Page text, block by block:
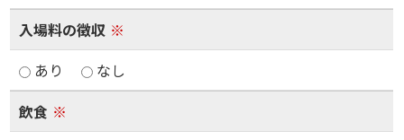
入場料の徴収 ※
あり
なし
飲食 ※